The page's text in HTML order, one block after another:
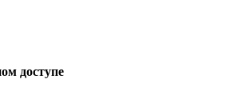
доступе